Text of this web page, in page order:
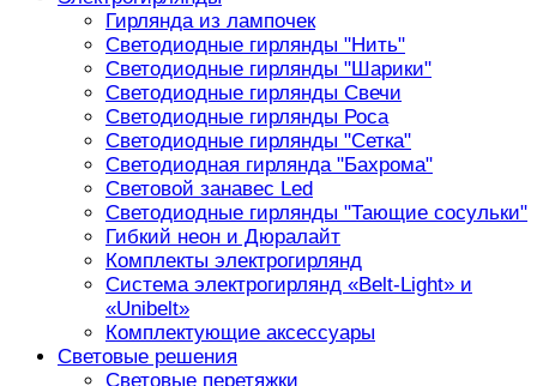
Гирлянда из лампочек
Светодиодные гирлянды "Нить"
Светодиодные гирлянды "Шарики"
Светодиодные гирлянды Свечи
Светодиодные гирлянды Роса
Светодиодные гирлянды "Сетка"
Светодиодная гирлянда "Бахрома"
Световой занавес Led
Светодиодные гирлянды "Тающие сосульки"
Гибкий неон и Дюралайт
Комплекты электрогирлянд
Система электрогирлянд «Belt-Light» и
«Unibelt»
Комплектующие аксессуары
Световые решения
Световые перетяжки